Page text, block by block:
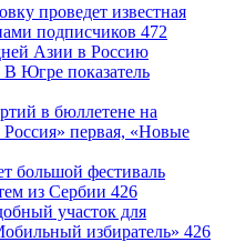
проведет известная
подписчиков 472
Азии в Россию
В Югре показатель
в бюллетене на
первая, «Новые
большой фестиваль
из Сербии 426
участок для
избиратель» 426